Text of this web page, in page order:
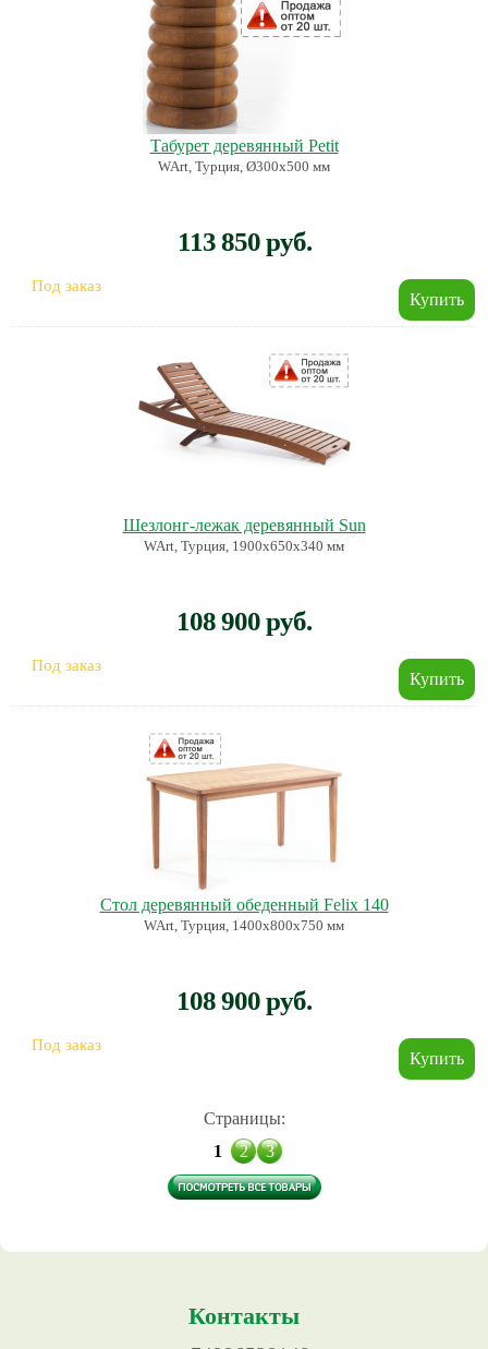
Табурет деревянный Petit
WArt, Турция, Ø300х500 мм
113 850 руб.
Под заказ
Шезлонг-лежак деревянный Sun
WArt, Турция, 1900х650х340 мм
108 900 руб.
Под заказ
Стол деревянный обеденный Felix 140
WArt, Турция, 1400х800х750 мм
108 900 руб.
Под заказ
Страницы:
1
2 3
Контакты